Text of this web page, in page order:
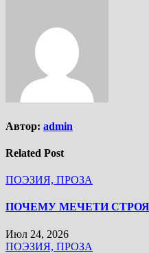
Автор: admin
Related Post
ПОЭЗИЯ, ПРОЗА
ПОЧЕМУ МЕЧЕТИ
Июл 24, 2026
ПОЭЗИЯ, ПРОЗА